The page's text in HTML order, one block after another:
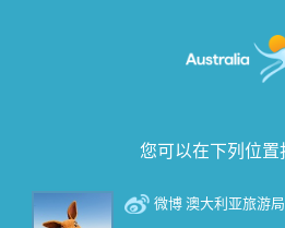
您可以在下列位置
微博 澳大利亚旅游局